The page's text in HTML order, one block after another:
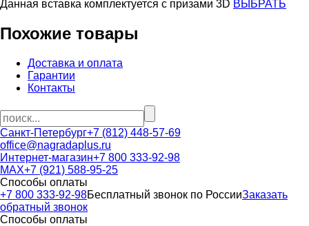
Данная вставка комплектуется c призами 3D ВЫБРАТЬ
Похожие товары
Доставка и оплата
Гарантии
Контакты
Санкт-Петербург+7 (812) 448-57-69
office@nagradaplus.ru
Интернет-магазин+7 800 333-92-98
MAX+7 (921) 588-95-25
Способы оплаты
+7 800 333-92-98Бесплатный звонок по РоссииЗаказать
обратный звонок
Способы оплаты